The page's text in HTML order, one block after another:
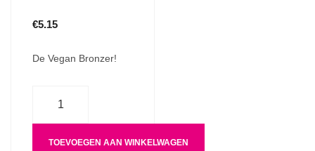
€5.15
De Vegan Bronzer!
TOEVOEGEN AAN WINKELWAGEN